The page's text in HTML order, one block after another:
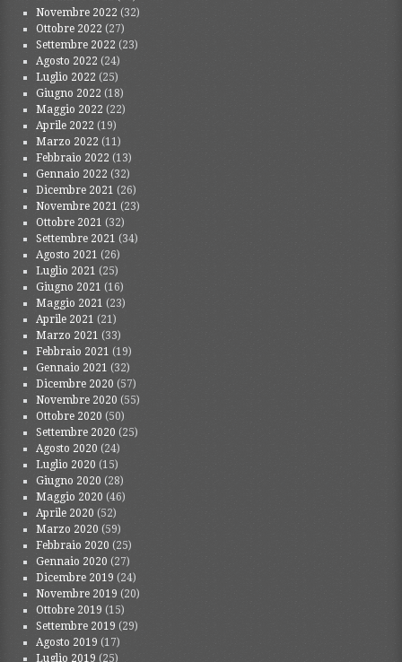
Novembre 2022 (32)
Ottobre 2022 (27)
Settembre 2022 (23)
Agosto 2022 (24)
Luglio 2022 (25)
Giugno 2022 (18)
Maggio 2022 (22)
Aprile 2022 (19)
Marzo 2022 (11)
Febbraio 2022 (13)
Gennaio 2022 (32)
Dicembre 2021 (26)
Novembre 2021 (23)
Ottobre 2021 (32)
Settembre 2021 (34)
Agosto 2021 (26)
Luglio 2021 (25)
Giugno 2021 (16)
Maggio 2021 (23)
Aprile 2021 (21)
Marzo 2021 (33)
Febbraio 2021 (19)
Gennaio 2021 (32)
Dicembre 2020 (57)
Novembre 2020 (55)
Ottobre 2020 (50)
Settembre 2020 (25)
Agosto 2020 (24)
Luglio 2020 (15)
Giugno 2020 (28)
Maggio 2020 (46)
Aprile 2020 (52)
Marzo 2020 (59)
Febbraio 2020 (25)
Gennaio 2020 (27)
Dicembre 2019 (24)
Novembre 2019 (20)
Ottobre 2019 (15)
Settembre 2019 (29)
Agosto 2019 (17)
Luglio 2019 (25)